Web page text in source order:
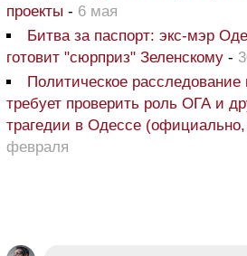
проекты - 6 мая
Битва за паспорт: экс-мэр
готовит "сюрприз" Зеленскому -
Политическое
требует проверить роль ОГА и
трагедии в Одессе
февраля